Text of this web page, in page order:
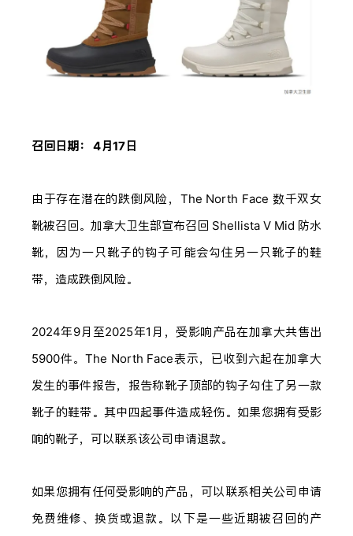
召回日期： 4月17日
由于存在潜在的跌倒风险，The North Face 数千双女
靴被召回。加拿大卫生部宣布召回 Shellista V Mid 防水
靴，因为一只靴子的钩子可能会勾住另一只靴子的鞋
带，造成跌倒风险。
2024年9月至2025年1月，受影响产品在加拿大共售出
5900件。The North Face表示，已收到六起在加拿大
发生的事件报告，报告称靴子顶部的钩子勾住了另一款
靴子的鞋带。其中四起事件造成轻伤。如果您拥有受影
响的靴子，可以联系该公司申请退款。
如果您拥有任何受影响的产品，可以联系相关公司申请
免费维修、换货或退款。以下是一些近期被召回的产